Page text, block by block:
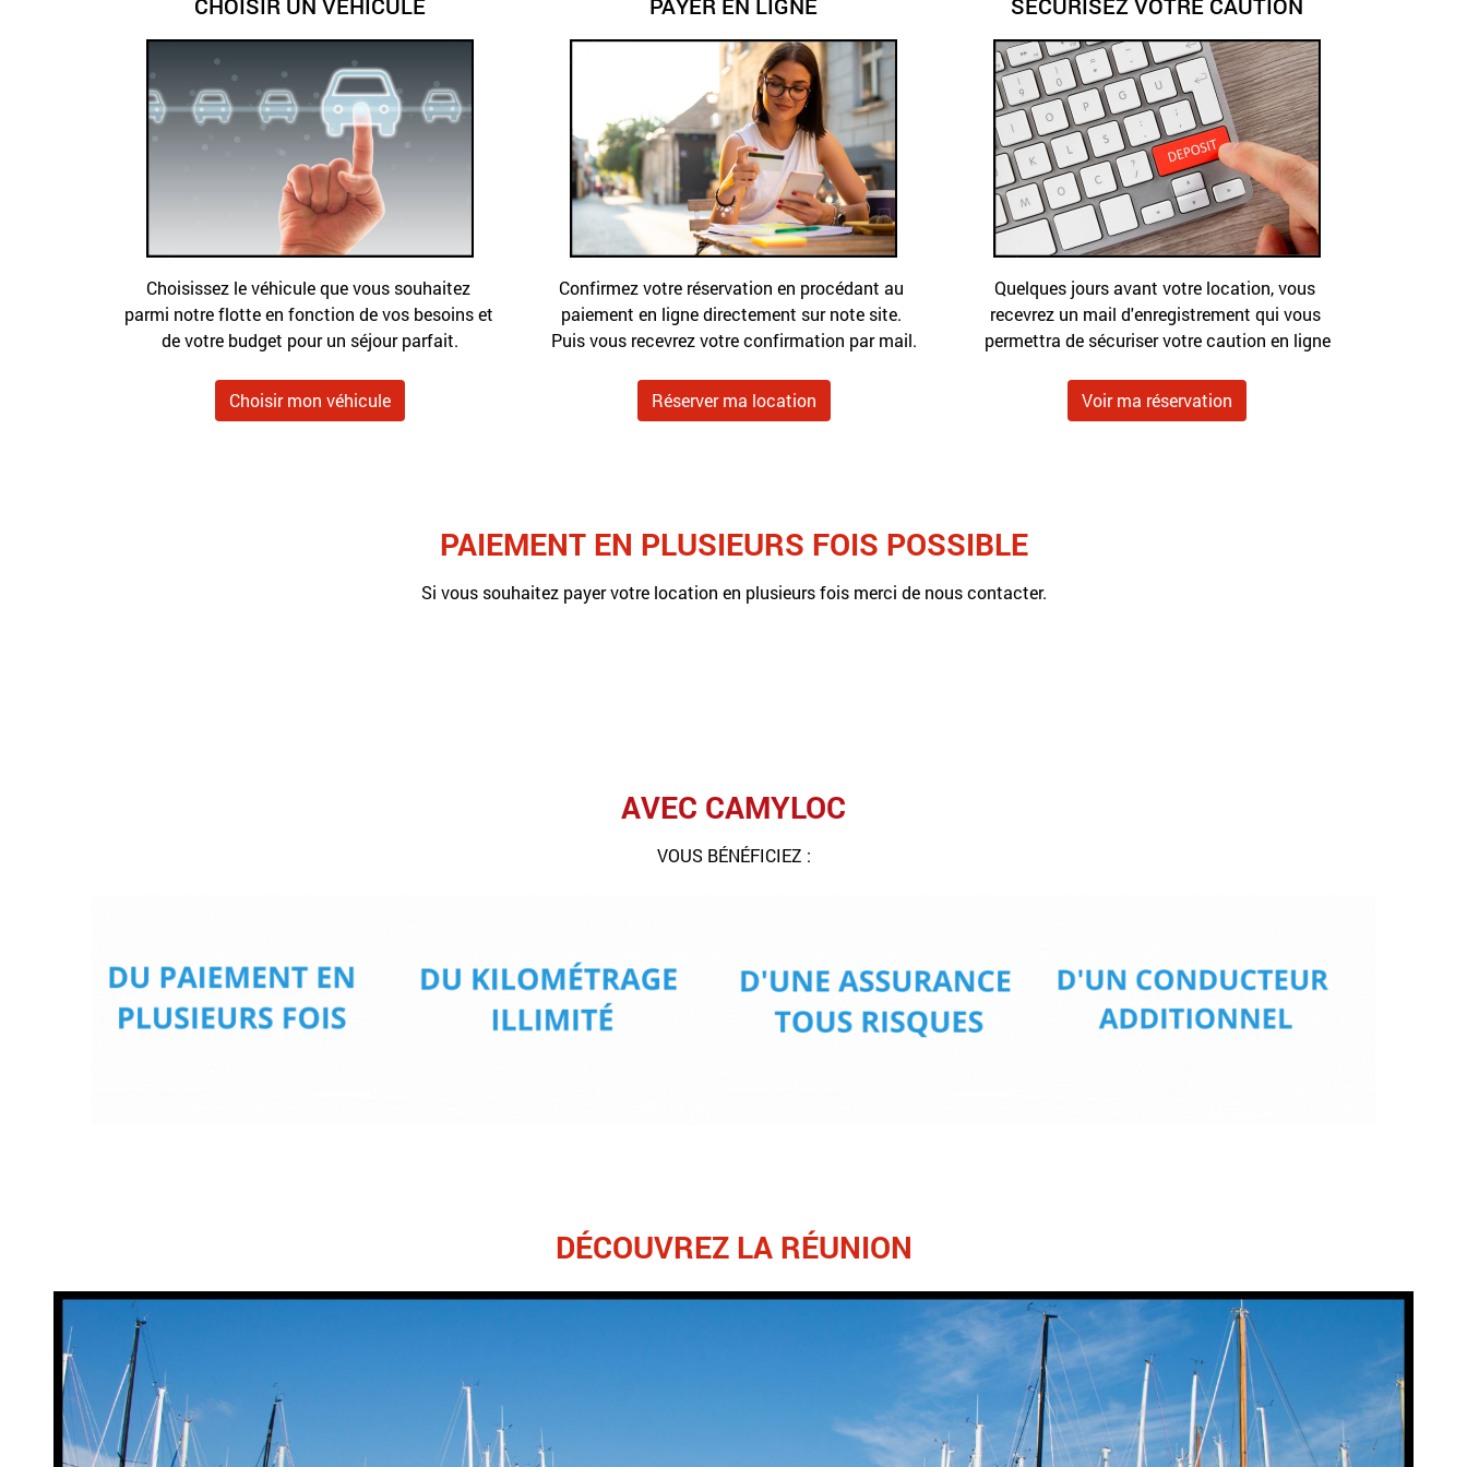
Choisissez le véhicule que vous souhaitez
parmi notre flotte en fonction de vos besoins et
de votre budget pour un séjour parfait.
Choisir mon véhicule
Confirmez votre réservation en procédant au
paiement en ligne directement sur note site.
Puis vous recevrez votre confirmation par mail.
Réserver ma location
Quelques jours avant votre location, vous
recevrez un mail d'enregistrement qui vous
permettra de sécuriser votre caution en ligne
Voir ma réservation
PAIEMENT EN PLUSIEURS FOIS POSSIBLE
Si vous souhaitez payer votre location en plusieurs fois merci de nous contacter.
AVEC CAMYLOC
VOUS BÉNÉFICIEZ :
DÉCOUVREZ LA RÉUNION